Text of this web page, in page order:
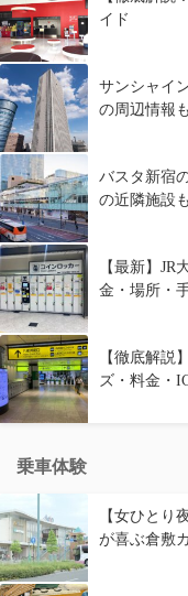
イド
サンシャイ
の周辺情報も
バスタ新宿
の近隣施設
【最新】
金・場所・
【徹底解説
ズ・料金・
乗車体験
【女ひとり
が喜ぶ倉敷